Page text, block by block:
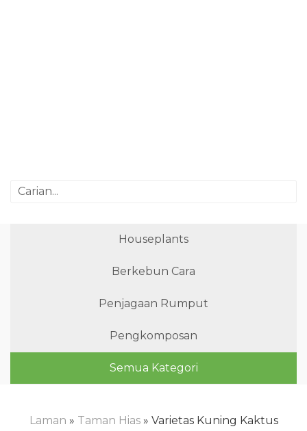
Houseplants
Berkebun Cara
Penjagaan Rumput
Pengkomposan
Semua Kategori
Laman » Taman Hias» Varietas Kuning Kaktus